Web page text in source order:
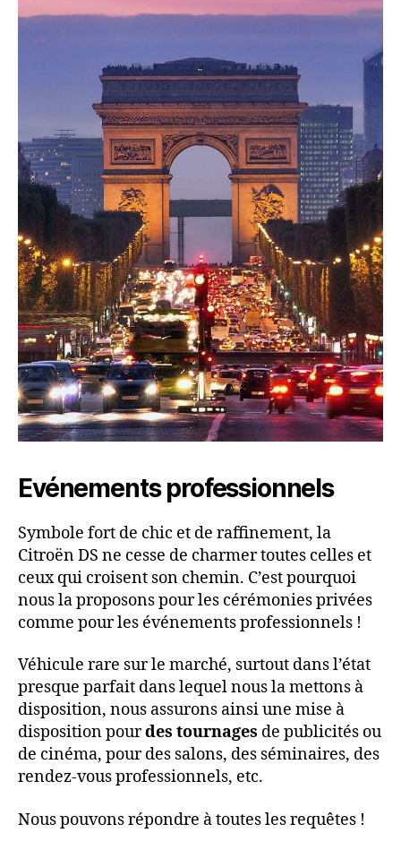
Evénements professionnels
Symbole fort de chic et de raffinement, la
Citroën DS ne cesse de charmer toutes celles et
ceux qui croisent son chemin. C’est pourquoi
nous la proposons pour les cérémonies privées
comme pour les événements professionnels !
Véhicule rare sur le marché, surtout dans l’état
presque parfait dans lequel nous la mettons à
disposition, nous assurons ainsi une mise à
disposition pourdes tournages de publicités ou
de cinéma, pour des salons, des séminaires, des
rendez-vous professionnels, etc.
Nous pouvons répondre à toutes les requêtes !